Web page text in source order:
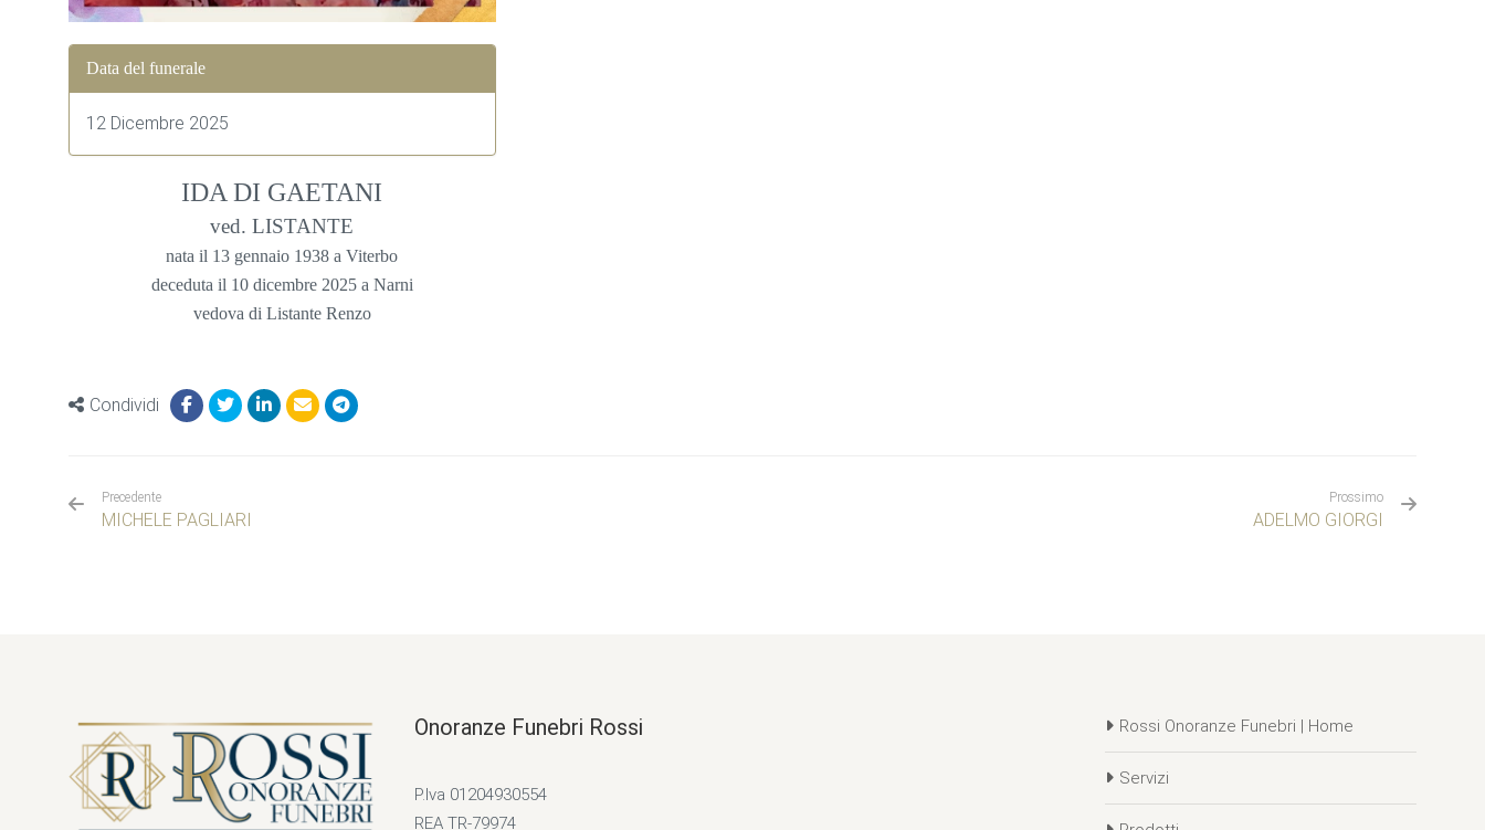
Data del funerale
12 Dicembre 2025
IDA DI GAETANI
ved. LISTANTE
nata il 13 gennaio 1938 a Viterbo
deceduta il 10 dicembre 2025 a Narni
vedova di Listante Renzo
Condividi
Precedente
MICHELE PAGLIARI
Prossimo
ADELMO GIORGI
Onoranze Funebri Rossi
P.Iva 01204930554
REA TR-79974
Rossi Onoranze Funebri | Home
Servizi